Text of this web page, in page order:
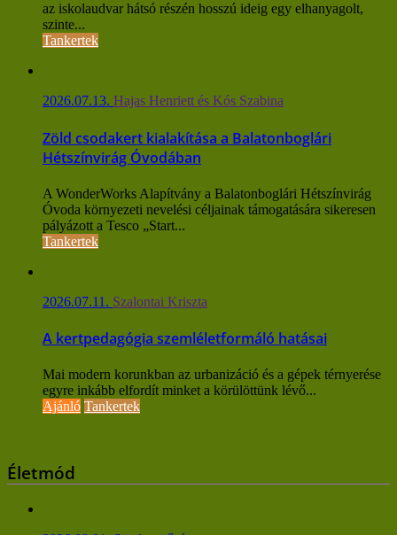
az iskolaudvar hátsó részén hosszú ideig egy elhanyagolt,
szinte...
Tankertek
2026.07.13. Hajas Henriett és Kós Szabina
Zöld csodakert kialakítása a Balatonboglári
Hétszínvirág Óvodában
A WonderWorks Alapítvány a Balatonboglári Hétszínvirág
Óvoda környezeti nevelési céljainak támogatására sikeresen
pályázott a Tesco „Start...
Tankertek
2026.07.11. Szalontai Kriszta
A kertpedagógia szemléletformáló hatásai
Mai modern korunkban az urbanizáció és a gépek térnyerése
egyre inkább elfordít minket a körülöttünk lévő...
Ajánló Tankertek
Életmód